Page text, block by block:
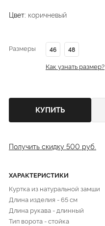
Цвет: коричневый
Размеры 46 48
Как узнать размер?
КУПИТЬ
Получить скидку 500 руб.
ХАРАКТЕРИСТИКИ
Куртка из натуральной замши
Длина изделия - 65 см
Длина рукава - длинный
Тип ворота - стойка